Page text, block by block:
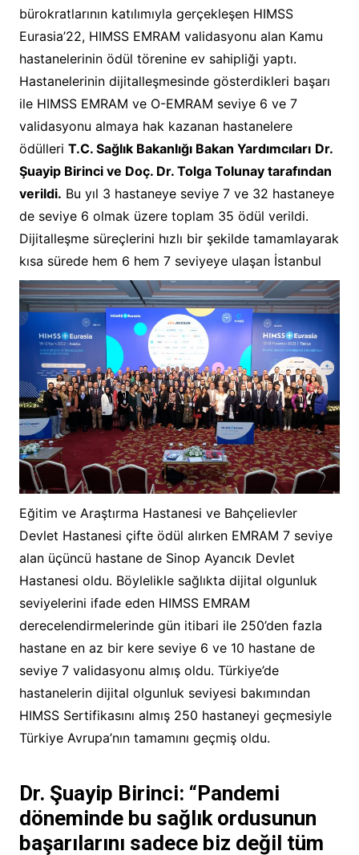
bürokratlarının katılımıyla gerçekleşen HIMSS
Eurasia’22, HIMSS EMRAM validasyonu alan Kamu
hastanelerinin ödül törenine ev sahipliği yaptı.
Hastanelerinin dijitalleşmesinde gösterdikleri başarı
ile HIMSS EMRAM ve O-EMRAM seviye 6 ve 7
validasyonu almaya hak kazanan hastanelere
ödülleri T.C. Sağlık Bakanlığı Bakan Yardımcıları Dr.
Şuayip Birinci ve Doç. Dr. Tolga Tolunay tarafından
verildi. Bu yıl 3 hastaneye seviye 7 ve 32 hastaneye
de seviye 6 olmak üzere toplam 35 ödül verildi.
Dijitalleşme süreçlerini hızlı bir şekilde tamamlayarak
kısa sürede hem 6 hem 7 seviyeye ulaşan İstanbul
Eğitim ve Araştırma Hastanesi ve Bahçelievler
Devlet Hastanesi çifte ödül alırken EMRAM 7 seviye
alan üçüncü hastane de Sinop Ayancık Devlet
Hastanesi oldu. Böylelikle sağlıkta dijital olgunluk
seviyelerini ifade eden HIMSS EMRAM
derecelendirmelerinde gün itibari ile 250’den fazla
hastane en az bir kere seviye 6 ve 10 hastane de
seviye 7 validasyonu almış oldu. Türkiye’de
hastanelerin dijital olgunluk seviyesi bakımından
HIMSS Sertifikasını almış 250 hastaneyi geçmesiyle
Türkiye Avrupa’nın tamamını geçmiş oldu.
Dr. Şuayip Birinci: “Pandemi
döneminde bu sağlık ordusunun
başarılarını sadece biz değil tüm